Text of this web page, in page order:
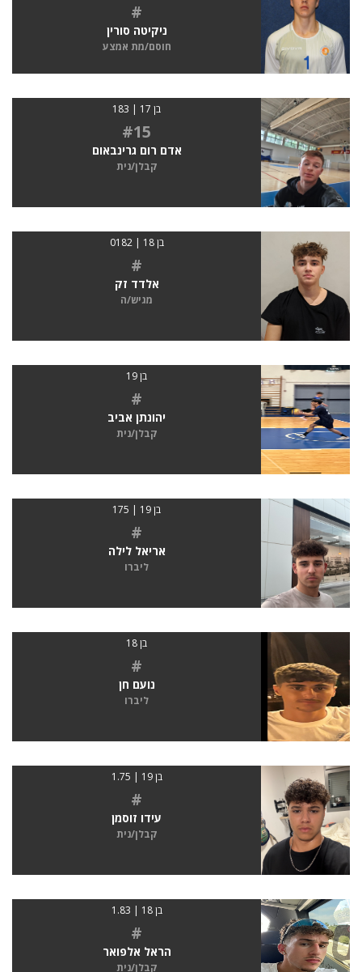
#
ניקיטה סורין
חוסם/מת אמצע
בן 17 | 183
#15
אדם רום גרינבאום
קבלן/נית
בן 18 | 0182
#
אלדד זק
מגיש/ה
בן 19
#
יהונתן אביב
קבלן/נית
בן 19 | 175
#
אריאל לילה
ליברו
בן 18
#
נועם חן
ליברו
בן 19 | 1.75
#
עידו זוסמן
קבלן/נית
בן 18 | 1.83
#
הראל אלפואר
קבלן/נית